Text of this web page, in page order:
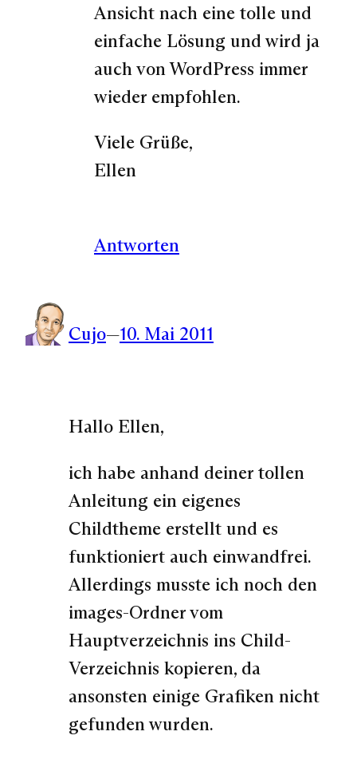
Ansicht nach eine tolle und
einfache Lösung und wird ja
auch von WordPress immer
wieder empfohlen.
Viele Grüße,
Ellen
Antworten
Cujo—10. Mai 2011
Hallo Ellen,
ich habe anhand deiner tollen
Anleitung ein eigenes
Childtheme erstellt und es
funktioniert auch einwandfrei.
Allerdings musste ich noch den
images-Ordner vom
Hauptverzeichnis ins Child-
Verzeichnis kopieren, da
ansonsten einige Grafiken nicht
gefunden wurden.